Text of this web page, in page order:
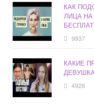
КАК
ЛИЦА
9937
КАКИЕ
4926